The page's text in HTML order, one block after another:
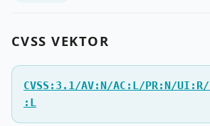
CVSS VEKTOR
CVSS:3.1/AV:N/AC:L/PR:N/
:L